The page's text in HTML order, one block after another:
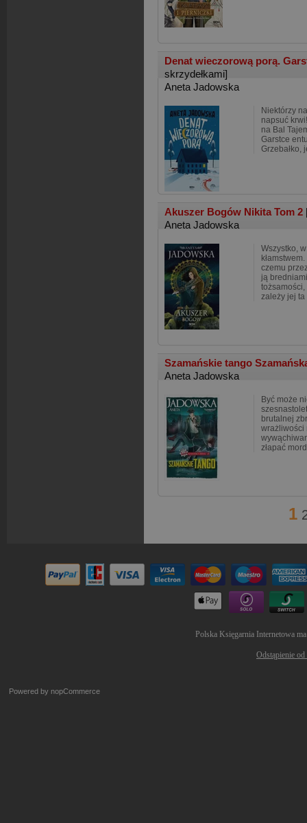
Denat wieczorową porą.
skrzydełkami]
Aneta Jadowska
Niektórzy
napsuć
na Bal
Garstce
Grzebałko,
Akuszer Bogów Nikita Tom 2
Aneta Jadowska
Wszystko,
czemu
ją
zależy jej ta
Szamańskie tango
Aneta Jadowska
Być może
brutalnej
wrażliwości
złapać
1
Polska Księgarnia Internetowa
Odstąpienie
Powered by nopCommerce